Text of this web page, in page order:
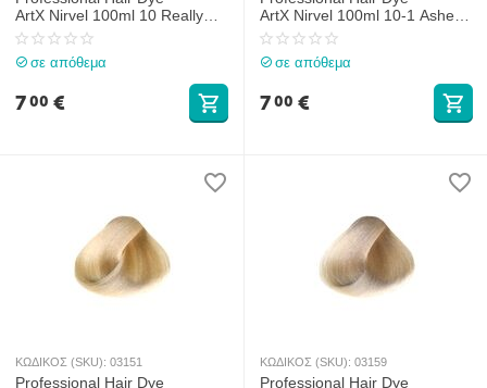
ArtX Nirvel 100ml 10 Really
Light Blonde
σε απόθεμα
700 €
ArtX Nirvel 100ml 10-1 Ashen
Really Light Blonde
σε απόθεμα
700 €
ΚΩΔΙΚΟΣ (SKU): 03151
Professional Hair Dye
ΚΩΔΙΚΟΣ (SKU): 03159
Professional Hair Dye